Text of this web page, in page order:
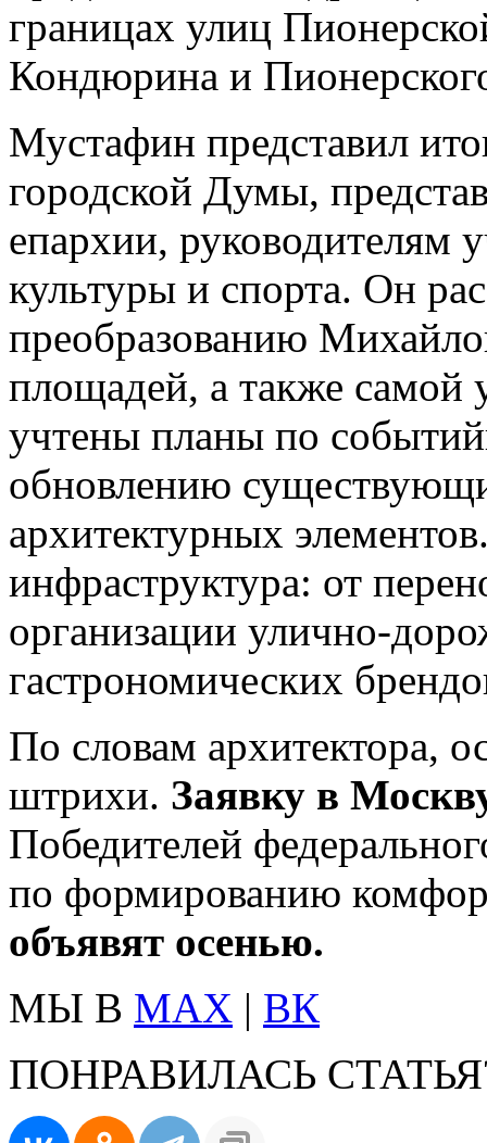
границах улиц
Кондюрина и
Мустафин представил
городской Думы,
епархии, руководителям
культуры и спорта. Он
преобразованию
площадей, а также самой
учтены планы по
обновлению
архитектурных
инфраструктура: от
организации улично-
гастрономических
По словам архитектора,
штрихи. Заявку в
Победителей
по формированию
объявят осенью.
МЫ В MAX | ВК
ПОНРАВИЛАСЬ